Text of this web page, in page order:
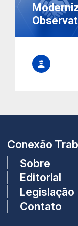
Conexão
Sobre
Editorial
Legislação
Contato